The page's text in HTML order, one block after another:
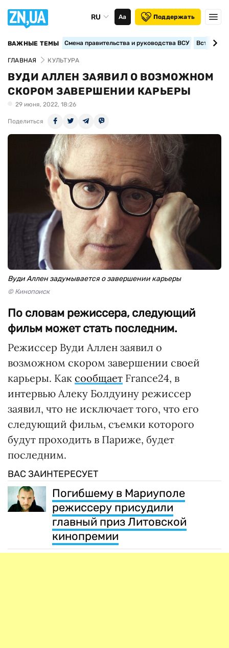
RU Аа Поддержать
ВАЖНЫЕ ТЕМЫ Смена правительства и руководства ВСУ
ГЛАВНАЯ КУЛЬТУРА
ВУДИ АЛЛЕН ЗАЯВИЛ О ВОЗМОЖНОМ
СКОРОМ ЗАВЕРШЕНИИ КАРЬЕРЫ
29 июня, 2022, 18:26
Поделиться
Вуди Аллен задумывается о завершении карьеры
© Кинопоиск
По словам режиссера, следующий
фильм может стать последним.
Режиссер Вуди Аллен заявил о
возможном скором завершении своей
карьеры. Как сообщает France24, в
интервью Алеку Болдуину режиссер
заявил, что не исключает того, что его
следующий фильм, съемки которого
будут проходить в Париже, будет
последним.
ВАС ЗАИНТЕРЕСУЕТ
Погибшему в Мариуполе
режиссеру присудили
главный приз Литовской
кинопремии